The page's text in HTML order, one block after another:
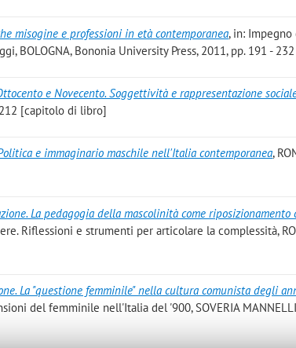
misogine e professioni in età contemporanea, in: Impegno
BOLOGNA, Bononia University Press, 2011, pp. 191 -
e Novecento. Soggettività e rappresentazione
212 [capitolo di libro]
e immaginario maschile nell'Italia contemporanea,
La pedagogia della mascolinità come riposizionamento
Riflessioni e strumenti per articolare la complessità,
La "questione femminile" nella cultura comunista degli
del femminile nell'Italia del '900, SOVERIA